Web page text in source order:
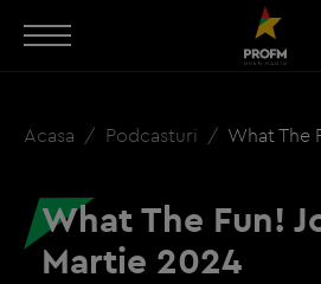
Acasa Podcasturi What The
What The Fun!
Martie 2024